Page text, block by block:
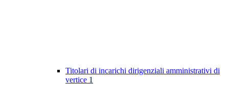
Titolari di incarichi dirigenziali amministrativi di
vertice 1